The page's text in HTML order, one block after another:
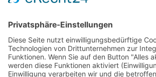
Webseite:Angelatlas Sachsen
Kontakte